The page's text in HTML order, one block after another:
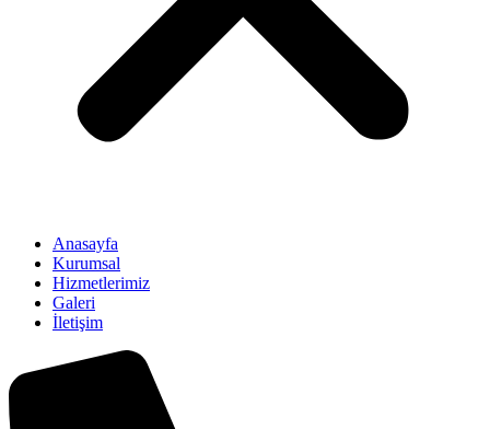
Anasayfa
Kurumsal
Hizmetlerimiz
Galeri
İletişim